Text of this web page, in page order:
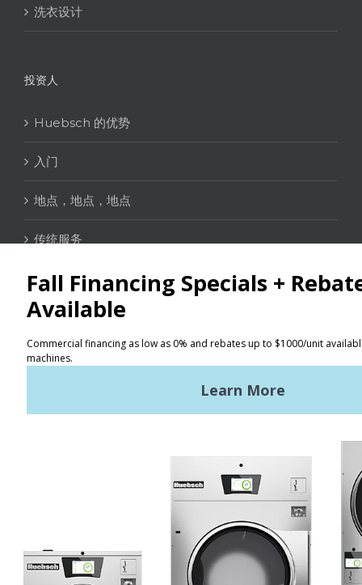
洗衣设计
投资人
Huebsch 的优势
入门
地点，地点，地点
传统服务
联络信息
定位器